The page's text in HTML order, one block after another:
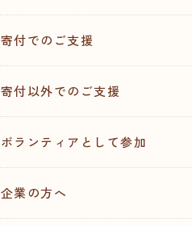
寄付でのご支援
寄付以外でのご支援
ボランティアとして参加
企業の方へ